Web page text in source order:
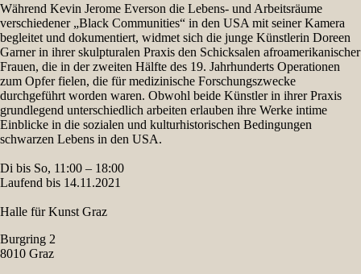
Während Kevin Jerome Everson die Lebens- und Arbeitsräume
verschiedener ​„Black Communities“ in den USA mit seiner Kamera
begleitet und dokumentiert, widmet sich die junge Künstlerin Doreen
Garner in ihrer skulpturalen Praxis den Schicksalen afroamerikanischer
Frauen, die in der zweiten Hälfte des 19. Jahrhunderts Operationen
zum Opfer fielen, die für medizinische Forschungszwecke
durchgeführt worden waren. Obwohl beide Künstler in ihrer Praxis
grundlegend unterschiedlich arbeiten erlauben ihre Werke intime
Einblicke in die sozialen und kulturhistorischen Bedingungen
schwarzen Lebens in den USA.
Di bis So, 11:00 – 18:00
Laufend bis 14.11.2021
Halle für Kunst Graz
Burgring 2
8010 Graz